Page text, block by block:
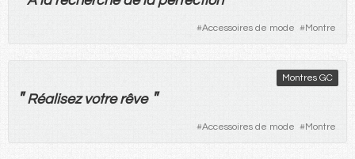
#Accessoires de mode #Montre
Montres GC
" Réalisezvotre rêve "
#Accessoires de mode #Montre